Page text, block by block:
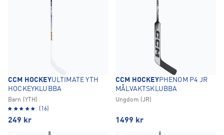
CCM HOCKEYULTIMATE YTH
HOCKEYKLUBBA
Barn (YTH)
(16)
249 kr
CCM HOCKEYPHENOM P4 JR
MÅLVAKTSKLUBBA
Ungdom (JR)
1499 kr